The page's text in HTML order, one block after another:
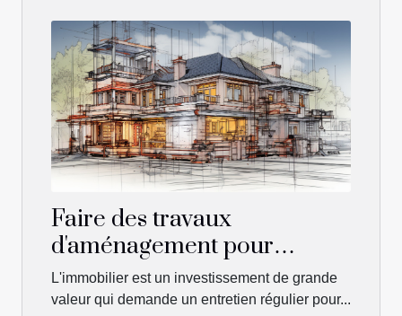
Faire des travaux
d'aménagement pour
valoriser son bien
immobilier
L'immobilier est un investissement de grande
valeur qui demande un entretien régulier pour...